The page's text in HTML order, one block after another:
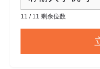
11 / 11 剩余位数